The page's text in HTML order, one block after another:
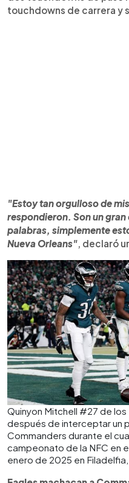
touchdowns de carrera y
"Estoy tan orgulloso de
respondieron. Son un
palabras, simplemente
Nueva Orleans" , declaró
Quinyon Mitchell #27 de
después de interceptar un
Commanders durante el
campeonato de la NFC en
enero de 2025 en